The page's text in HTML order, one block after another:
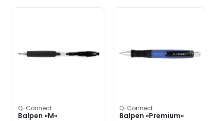
Q-Connect
Balpen »M«
Q-Connect
Balpen »Premium«